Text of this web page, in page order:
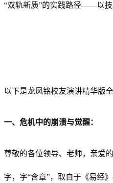
“双轨新质”的实践路径——以技
以下是龙凤铭校友演讲精华版
一、危机中的崩溃与觉醒：
尊敬的各位领导、老师，亲爱
字，字“含章”，取自于《易经